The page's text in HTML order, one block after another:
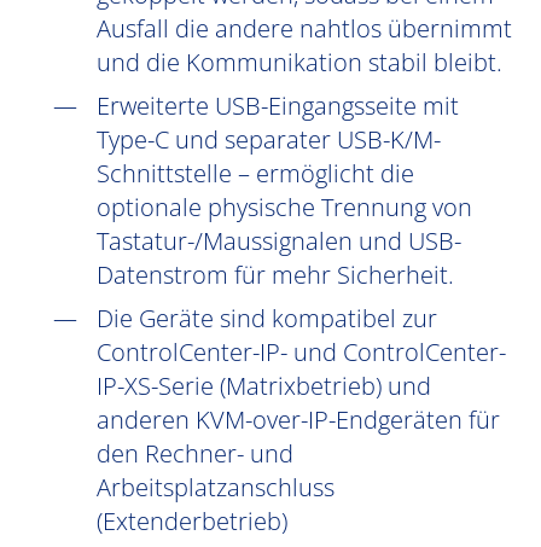
Ausfall die andere nahtlos übernimmt
und die Kommunikation stabil bleibt.
Erweiterte USB-Eingangsseite mit
Type-C und separater USB-K/M-
Schnittstelle – ermöglicht die
optionale physische Trennung von
Tastatur-/Maussignalen und USB-
Datenstrom für mehr Sicherheit.
Die Geräte sind kompatibel zur
ControlCenter-IP- und ControlCenter-
IP-XS-Serie (Matrixbetrieb) und
anderen KVM-over-IP-Endgeräten für
den Rechner- und
Arbeitsplatzanschluss
(Extenderbetrieb)